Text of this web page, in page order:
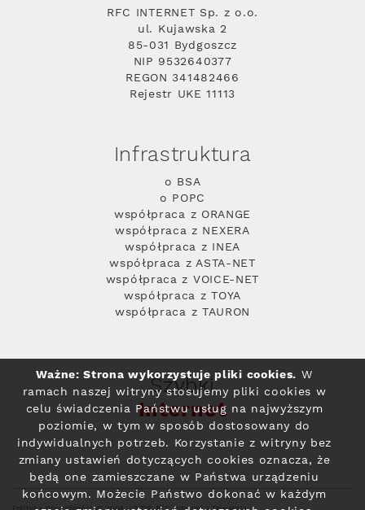
RFC INTERNET Sp. z o.o.
ul. Kujawska 2
85-031 Bydgoszcz
NIP 9532640377
REGON 341482466
Rejestr UKE 11113
Infrastruktura
o BSA
o POPC
współpraca z ORANGE
współpraca z NEXERA
współpraca z INEA
współpraca z ASTA-NET
współpraca z VOICE-NET
współpraca z TOYA
współpraca z TAURON
Szybki
Internet
Ważne: Strona wykorzystuje pliki cookies. W
ramach naszej witryny stosujemy pliki cookies w
celu świadczenia Państwu usług na najwyższym
poziomie, w tym w sposób dostosowany do
indywidualnych potrzeb. Korzystanie z witryny bez
zmiany ustawień dotyczących cookies oznacza, że
będą one zamieszczane w Państwa urządzeniu
końcowym. Możecie Państwo dokonać w każdym